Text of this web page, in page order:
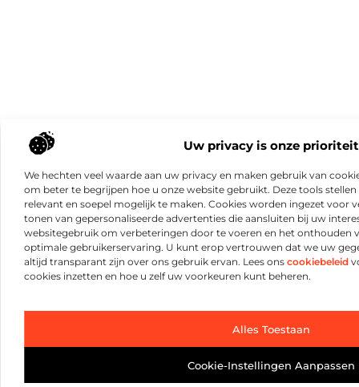
Uw privacy is onze prioriteit
We hechten veel waarde aan uw privacy en maken gebruik van
om beter te begrijpen hoe u onze website gebruikt. Deze tools
relevant en soepel mogelijk te maken. Cookies worden ingezet voor
tonen van gepersonaliseerde advertenties die aansluiten bij uw
websitegebruik om verbeteringen door te voeren en het onthouden
optimale gebruikerservaring. U kunt erop vertrouwen dat we uw
altijd transparant zijn over ons gebruik ervan. Lees ons cookiebeleid
cookies inzetten en hoe u zelf uw voorkeuren kunt beheren.
Alles Toestaan
Cookie-Instellingen Aanpassen